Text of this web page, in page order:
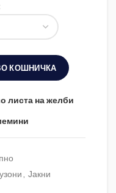
КОШНИЧКА
листа на желби
, Јакни